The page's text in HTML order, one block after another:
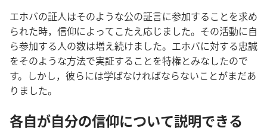
エホバの証人はそのような公の証言に参加することを求め
られた時，信仰によってこたえ応じました。その活動に自
ら参加する人の数は増え続けました。エホバに対する忠誠
をそのような方法で実証することを特権とみなしたので
す。しかし，彼らには学ばなければならないことがまだあ
りました。
各自が自分の信仰について説明できる